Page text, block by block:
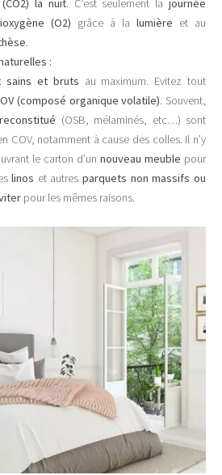
(O2) grâce à lalumière et au
.
:
sains et bruts au maximum. Evitez tout
(composé organique volatile). Souvent,
(OSB, mélaminés, etc…) sont
COV, notamment à cause des colles. Il n’y
le carton d’unnouveau meuble pour
linos et autresparquets non massifs ou
pour les mêmes raisons.